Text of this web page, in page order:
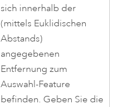
sich innerhalb der
(mittels Euklidischen
Abstands)
angegebenen
Entfernung zum
Auswahl-Feature
befinden. Geben Sie die